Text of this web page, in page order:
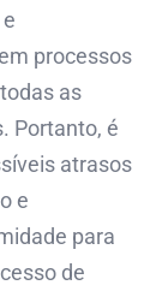
processos
as
Portanto, é
atrasos
e
para
de